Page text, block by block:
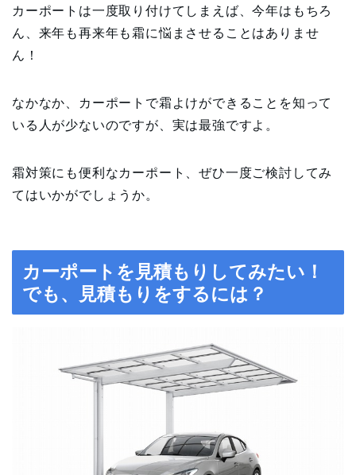
カーポートは一度取り付けてしまえば、今年はもちろ
ん、来年も再来年も霜に悩まさせることはありませ
ん！
なかなか、カーポートで霜よけができることを知って
いる人が少ないのですが、実は最強ですよ。
霜対策にも便利なカーポート、ぜひ一度ご検討してみ
てはいかがでしょうか。
カーポートを見積もりしてみたい！
でも、見積もりをするには？